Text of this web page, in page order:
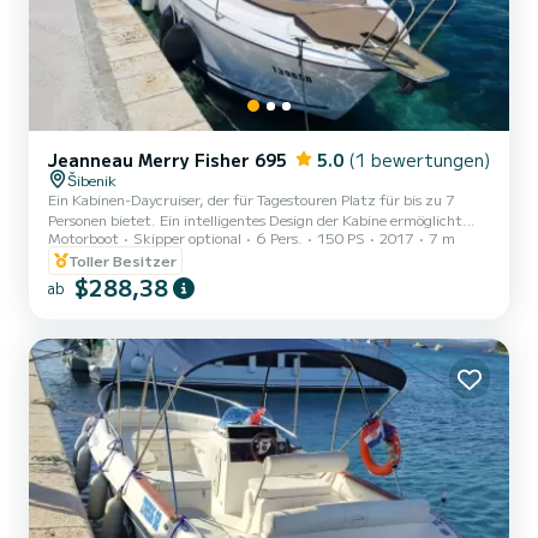
Jeanneau Merry Fisher 695 5.0 (1 bewertungen)
Šibenik
Ein Kabinen-Daycruiser, der für Tagestouren Platz für bis zu 7
Personen bietet. Ein intelligentes Design der Kabine ermöglicht
zwei Kojen, in denen bis zu 4 Personen übernachten können. Das
Boot ist für eine komfortable und sichere Navigation vollständig
ausgestattet, einschließlich GPS, Musikanlage, Wasserdusche,
Bugstrahlruder, Toilette usw.
Motorboot Skipper optional 6 Pers. 150 PS 2017
7 m
Toller Besitzer
ab $288,38